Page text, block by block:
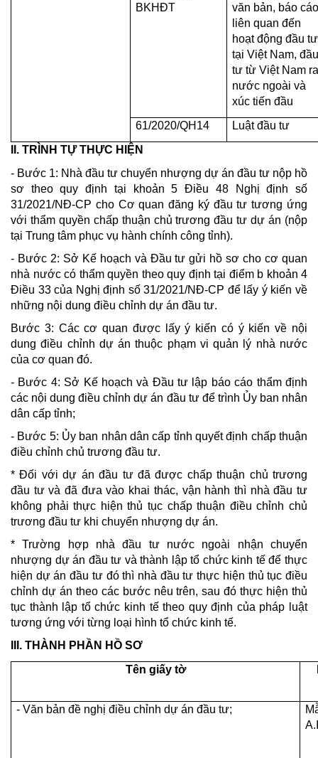
BKHĐT
văn bản, báo cáo
liên quan đến
hoạt động đầu tư
tại Việt Nam, đầu
tư từ Việt Nam ra
nước ngoài và
xúc tiến đầu
61/2020/QH14
Luật đầu tư
II. TRÌNH TỰ THỰC HIỆN
- Bước 1: Nhà đầu tư chuyển nhượng dự án đầu tư nộp hồ
sơ theo quy định tại khoản 5 Điều 48 Nghị định số
31/2021/NĐ-CP cho Cơ quan đăng ký đầu tư tương ứng
với thẩm quyền chấp thuận chủ trương đầu tư dự án (nộp
tại Trung tâm phục vụ hành chính công tỉnh).
- Bước 2: Sở Kế hoạch và Đầu tư gửi hồ sơ cho cơ quan
nhà nước có thẩm quyền theo quy định tại điểm b khoản 4
Điều 33 của Nghị định số 31/2021/NĐ-CP để lấy ý kiến về
những nội dung điều chỉnh dự án đầu tư.
Bước 3: Các cơ quan được lấy ý kiến có ý kiến về nội
dung điều chỉnh dự án thuộc phạm vi quản lý nhà nước
của cơ quan đó.
- Bước 4: Sở Kế hoạch và Đầu tư lập báo cáo thẩm định
các nội dung điều chỉnh dự án đầu tư để trình Ủy ban nhân
dân cấp tỉnh;
- Bước 5: Ủy ban nhân dân cấp tỉnh quyết định chấp thuận
điều chỉnh chủ trương đầu tư.
* Đối với dự án đầu tư đã được chấp thuận chủ trương
đầu tư và đã đưa vào khai thác, vận hành thì nhà đầu tư
không phải thực hiện thủ tục chấp thuận điều chỉnh chủ
trương đầu tư khi chuyển nhượng dự án.
* Trường hợp nhà đầu tư nước ngoài nhận chuyển
nhượng dự án đầu tư và thành lập tổ chức kinh tế để thực
hiện dự án đầu tư đó thì nhà đầu tư thực hiện thủ tục điều
chỉnh dự án theo các bước nêu trên, sau đó thực hiện thủ
tục thành lập tổ chức kinh tế theo quy định của pháp luật
tương ứng với từng loại hình tổ chức kinh tế.
III. THÀNH PHẦN HỒ SƠ
Tên giấy tờ
- Văn bản đề nghị điều chỉnh dự án đầu tư;